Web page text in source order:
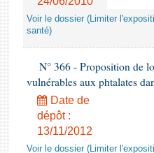
Voir le dossier (Limiter
santé)
N° 366 - Proposition de
vulnérables aux phtalates
Date de
dépôt :
13/11/2012
Voir le dossier (Limiter